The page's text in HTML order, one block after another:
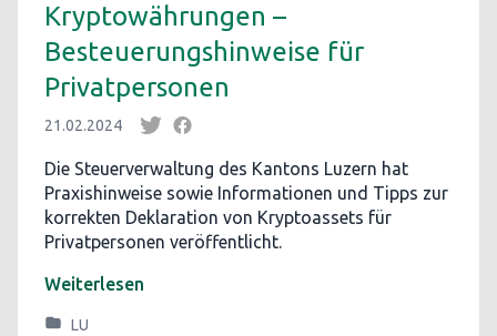
Kryptowährungen –
Besteuerungshinweise für
Privatpersonen
21.02.2024
Die Steuerverwaltung des Kantons Luzern hat
Praxishinweise sowie Informationen und Tipps zur
korrekten Deklaration von Kryptoassets für
Privatpersonen veröffentlicht.
Weiterlesen
LU